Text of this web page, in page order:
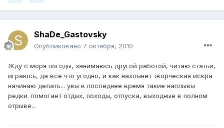
ShaDe_Gastovsky
Опубликовано 7 октября, 2010
Жду с моря погоды, занимаюсь другой работой, читаю статьи,
играюсь, да все что угодно, и как нахлынет творческая искра
начинаю делать... увы в последнее время такие наплывы
редки. помогает отдых, походы, отпуска, выходные в полном
отрыве...